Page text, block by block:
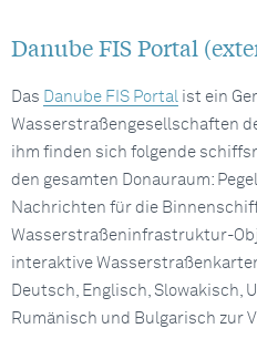
Danube FIS Portal
Das Danube FIS Portal ist ein
Wasserstraßengesellschaften
ihm finden sich folgende
den gesamten Donauraum:
Nachrichten für die
Wasserstraßeninfrastruktur-
interaktive
Deutsch, Englisch, Slowakisch,
Rumänisch und Bulgarisch zur